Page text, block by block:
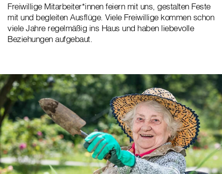
Freiwillige Mitarbeiter*innen feiern mit uns, gestalten Feste
mit und begleiten Ausflüge. Viele Freiwillige kommen schon
viele Jahre regelmäßig ins Haus und haben liebevolle
Beziehungen aufgebaut.